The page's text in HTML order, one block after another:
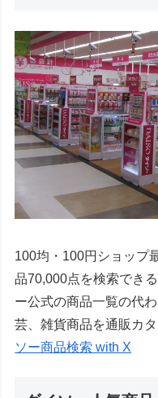
100均・100円ショップ
品70,000点を検索でき
ー公式の商品一覧の代
芸、雑貨商品を通販カ
ソー商品検索 with X